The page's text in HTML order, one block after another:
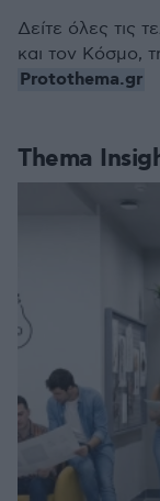
Thema
Δείτε όλες τις
και τον Κόσμο,
Protothema.gr